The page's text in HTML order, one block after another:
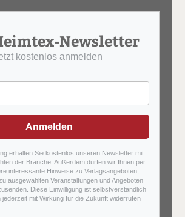
Newsletter
kostenlos anmelden
Anmelden
erhalten Sie kostenlos unseren Newsletter mit
der Branche. Außerdem dürfen wir Ihnen per
interessante Hinweise zu Verlagsangeboten,
ausgewählten Veranstaltungen und Angeboten
Diese Einwilligung ist selbstverständlich
jederzeit mit Wirkung für die Zukunft widerrufen